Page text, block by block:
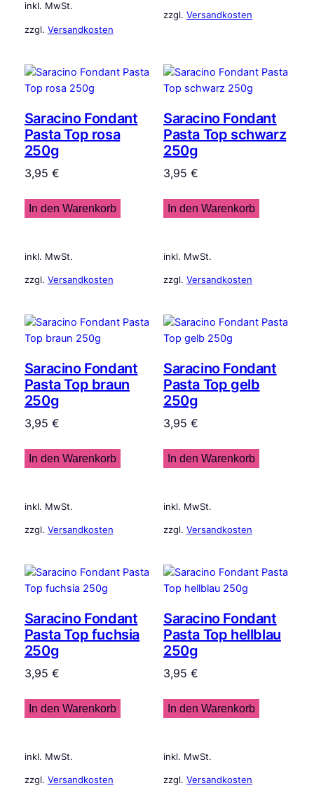
inkl. MwSt.
zzgl. Versandkosten
zzgl.Versandkosten
Saracino Fondant
Pasta Top rosa
250g
3,95 €
In den Warenkorb
inkl. MwSt.
zzgl. Versandkosten
Saracino Fondant
Pasta Top schwarz
250g
3,95€
In den Warenkorb
inkl. MwSt.
zzgl.Versandkosten
Saracino Fondant
Pasta Top braun
250g
3,95 €
In den Warenkorb
inkl. MwSt.
zzgl. Versandkosten
Saracino Fondant
Pasta Top gelb
250g
3,95€
In den Warenkorb
inkl. MwSt.
zzgl.Versandkosten
Saracino Fondant
Pasta Top fuchsia
250g
3,95 €
In den Warenkorb
inkl. MwSt.
zzgl. Versandkosten
Saracino Fondant
Pasta Top hellblau
250g
3,95€
In den Warenkorb
inkl. MwSt.
zzgl.Versandkosten